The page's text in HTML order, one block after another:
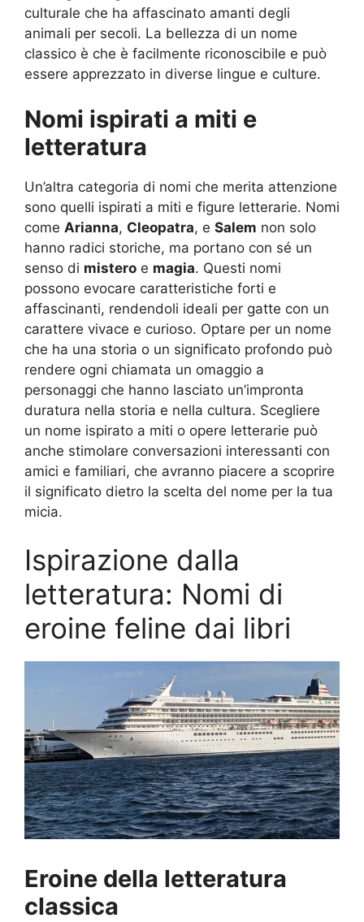
culturale che ha affascinato amanti degli
animali per secoli. La bellezza di un nome
classico è che è facilmente riconoscibile e può
essere apprezzato in diverse lingue e culture.
Nomi ispirati a miti e
letteratura
Un’altra categoria di nomi che merita attenzione
sono quelli ispirati a miti e figure letterarie. Nomi
come Arianna, Cleopatra, e Salem non solo
hanno radici storiche, ma portano con sé un
senso di mistero e magia. Questi nomi
possono evocare caratteristiche forti e
affascinanti, rendendoli ideali per gatte con un
carattere vivace e curioso. Optare per un nome
che ha una storia o un significato profondo può
rendere ogni chiamata un omaggio a
personaggi che hanno lasciato un’impronta
duratura nella storia e nella cultura. Scegliere
un nome ispirato a miti o opere letterarie può
anche stimolare conversazioni interessanti con
amici e familiari, che avranno piacere a scoprire
il significato dietro la scelta del nome per la tua
micia.
Ispirazione dalla
letteratura: Nomi di
eroine feline dai libri
Eroine della letteratura
classica